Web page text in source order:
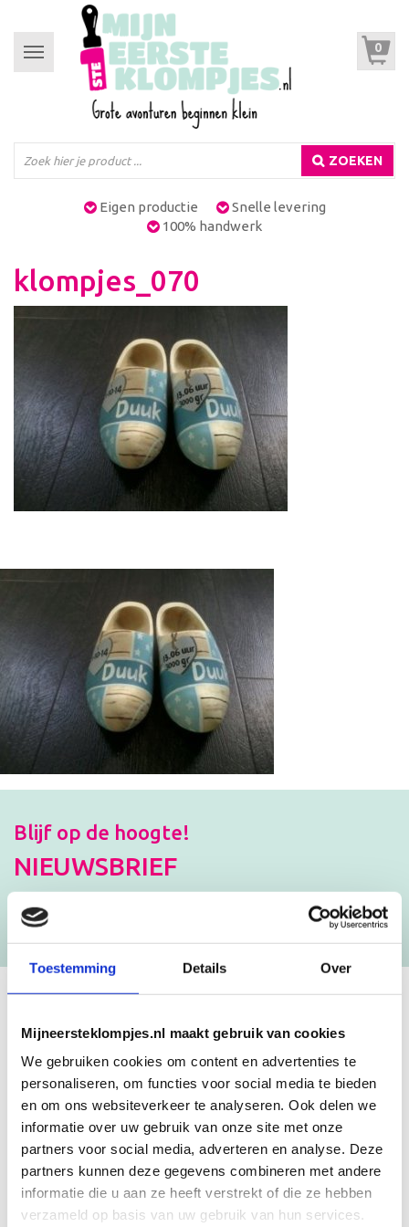
Toestemming Details Over
Mijneersteklompjes.nl maakt gebruik van cookies
We gebruiken cookies om content en advertenties te
personaliseren, om functies voor social media te bieden
en om ons websiteverkeer te analyseren. Ook delen we
informatie over uw gebruik van onze site met onze
partners voor social media, adverteren en analyse. Deze
partners kunnen deze gegevens combineren met andere
informatie die u aan ze heeft verstrekt of die ze hebben
verzameld op basis van uw gebruik van hun services.
Toggle
navigation
0
ZOEKEN
Eigen productie
Snelle levering
100% handwerk
klompjes_070
Blijf op de hoogte!
NIEUWSBRIEF
[mc4wp_form id=”3182″]
GEBOORTEKLOMPJES EN
KRAAMCADEAU MET NAAM
Unieke geboorteklompjes
Mijneersteklompjes.nl heeft al meer dan 15 jaar ervaring met het
schilderen van klompjes. Velen wisten de weg naar ons bedrijf al te
vinden en ontdekten onze leuke geboorteklompjes. Onze
geboorteklompjes bestel je gemakkelijk online. We beschilderen
de geboorteklompjes met de hand en indien gewenst in de stijl van